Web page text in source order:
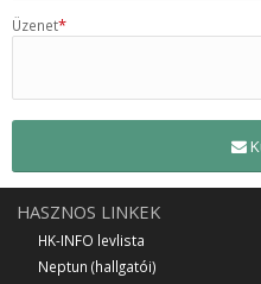
Üzenet*
HASZNOS LINKEK
HK-INFO levlista
Neptun (hallgatói)